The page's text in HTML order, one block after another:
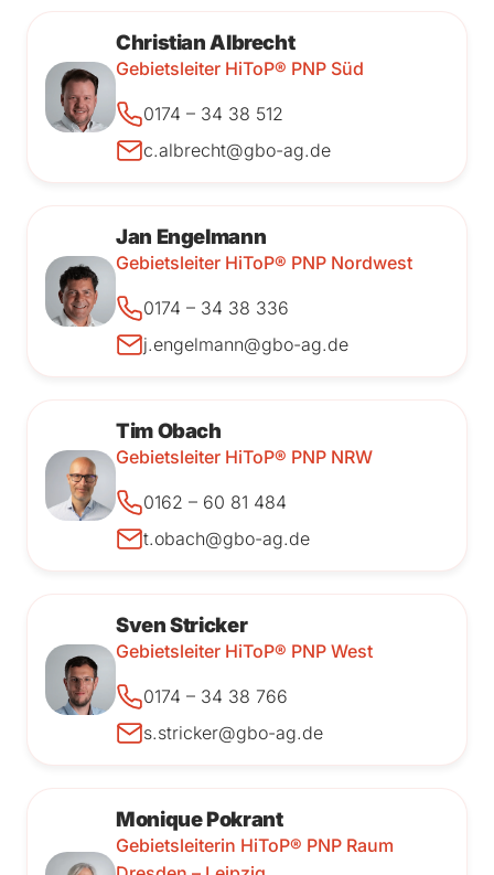
Christian Albrecht
Gebietsleiter HiToP® PNP Süd
0174 – 34 38 512
c.albrecht@gbo-ag.de
Jan Engelmann
Gebietsleiter HiToP® PNP Nordwest
0174 – 34 38 336
j.engelmann@gbo-ag.de
Tim Obach
Gebietsleiter HiToP® PNP NRW
0162 – 60 81 484
t.obach@gbo-ag.de
Sven Stricker
Gebietsleiter HiToP® PNP West
0174 – 34 38 766
s.stricker@gbo-ag.de
Monique Pokrant
Gebietsleiterin HiToP® PNP Raum